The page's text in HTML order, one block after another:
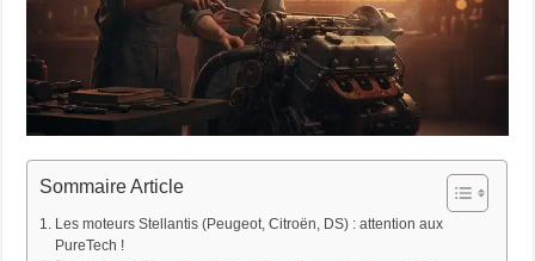
Sommaire Article
Les moteurs Stellantis (Peugeot, Citroën, DS) : attention aux
PureTech !